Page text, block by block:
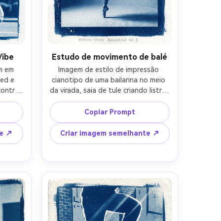
em
e
como
e
4:5
↗
Estudo de movimento de balé
Imagem de estilo de impressão
cianotipo de uma bailarina no meio
da virada, saia de tule criando listras
brancas arejadas contra azul
profundo, pano de fundo de
estúdio reduzido a gradientes
suaves, membros elegantes e pose
enfatizada como um estudo de
com floração química suave em
torno de destaques, grão de papel
feito à mão, cantos de exposição
ligeiramente imperfeitos,
composição de belas artes de
qualidade museu, lente de 85mm,
Copiar Prompt
Criar imagem semelhante ↗